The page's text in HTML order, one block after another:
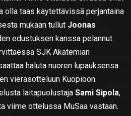
olla taas käytettävissä perjantaina
mukaan tullut Joonas
edustuksen kanssa pelannut
SJK Akatemian
haluta nuoren lupauksensa
vierasotteluun Kuopioon.
laitapuolustajaSami Sipola,
viime ottelussa MuSaa vastaan.